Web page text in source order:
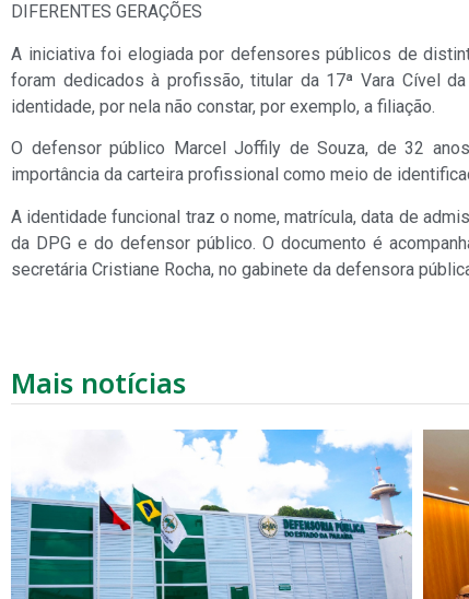
DIFERENTES GERAÇÕES
A iniciativa foi elogiada por defensores públicos de
foram dedicados à profissão, titular da 17ª Vara Cível
identidade, por nela não constar, por exemplo, a filiação.
O defensor público Marcel Joffily de Souza, de 32
importância da carteira profissional como meio de
A identidade funcional traz o nome, matrícula, data de
da DPG e do defensor público. O documento é
secretária Cristiane Rocha, no gabinete da defensora
Mais notícias